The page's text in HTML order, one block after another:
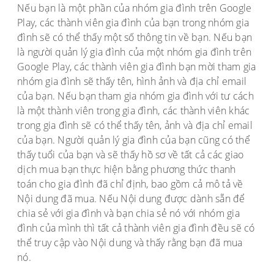
Nếu bạn là một phần của nhóm gia đình trên Google
Play, các thành viên gia đình của bạn trong nhóm gia
đình sẽ có thể thấy một số thông tin về bạn. Nếu bạn
là người quản lý gia đình của một nhóm gia đình trên
Google Play, các thành viên gia đình bạn mời tham gia
nhóm gia đình sẽ thấy tên, hình ảnh và địa chỉ email
của bạn. Nếu bạn tham gia nhóm gia đình với tư cách
là một thành viên trong gia đình, các thành viên khác
trong gia đình sẽ có thể thấy tên, ảnh và địa chỉ email
của bạn. Người quản lý gia đình của bạn cũng có thể
thấy tuổi của bạn và sẽ thấy hồ sơ về tất cả các giao
dịch mua bạn thực hiện bằng phương thức thanh
toán cho gia đình đã chỉ định, bao gồm cả mô tả về
Nội dung đã mua. Nếu Nội dung được dành sẵn để
chia sẻ với gia đình và bạn chia sẻ nó với nhóm gia
đình của mình thì tất cả thành viên gia đình đều sẽ có
thể truy cập vào Nội dung và thấy rằng bạn đã mua
nó.